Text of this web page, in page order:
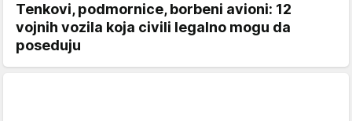
Tenkovi, podmornice, borbeni avioni: 12
vojnih vozila koja civili legalno mogu da
poseduju